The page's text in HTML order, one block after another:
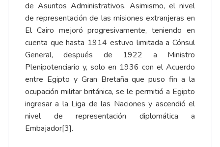
de Asuntos Administrativos. Asimismo, el nivel
de representación de las misiones extranjeras en
El Cairo mejoró progresivamente, teniendo en
cuenta que hasta 1914 estuvo limitada a Cónsul
General, después de 1922 a Ministro
Plenipotenciario y, solo en 1936 con el Acuerdo
entre Egipto y Gran Bretaña que puso fin a la
ocupación militar británica, se le permitió a Egipto
ingresar a la Liga de las Naciones y ascendió el
nivel de representación diplomática a
Embajador[3].